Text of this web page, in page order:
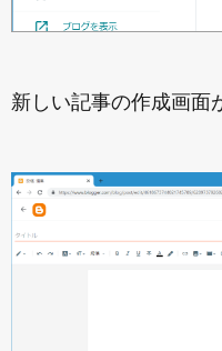
新しい記事の作成画面